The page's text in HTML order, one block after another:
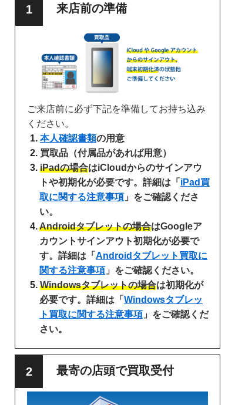
来店前の準備
ご来店前に必ず下記を準備してお持ち込み
ください。
本人確認書類の用意
買取品（付属品があれば用意）
iPadの場合はiCloudからのサインアウ
トや初期化が必要です。詳細は「 iPad買
取に関する注意事項 」をご確認くださ
い。
Androidタブレットの場合はGoogleア
カウントサインアウト初期化が必要で
す。詳細は「 Androidタブレット買取に
関する注意事項 」をご確認ください。
Windowsタブレットの場合は初期化が
必要です。詳細は「 Windowsタブレッ
ト買取に関する注意事項 」をご確認くだ
さい。
最寄の店頭で買取受付